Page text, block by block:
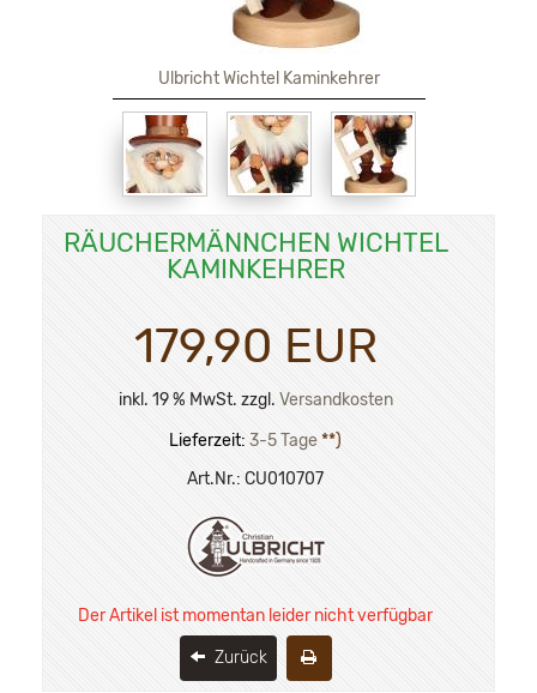
Ulbricht Wichtel Kaminkehrer
RÄUCHERMÄNNCHEN WICHTEL
KAMINKEHRER
179,90 EUR
inkl. 19 % MwSt. zzgl. Versandkosten
Lieferzeit: 3-5 Tage**)
Art.Nr.: CU010707
Der Artikel ist momentan leider nicht verfügbar
Zurück